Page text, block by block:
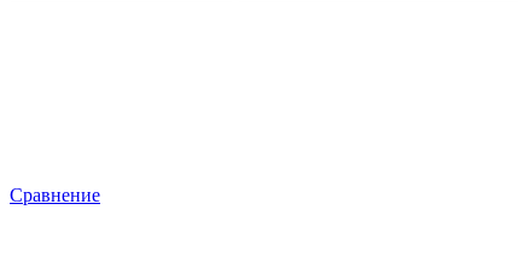
Сравнение